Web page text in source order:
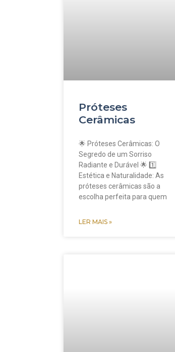
Próteses
Cerâmicas
🌟 Próteses Cerâmicas: O
Segredo de um Sorriso
Radiante e Durável 🌟 1️⃣
Estética e Naturalidade: As
próteses cerâmicas são a
escolha perfeita para quem
LER MAIS »